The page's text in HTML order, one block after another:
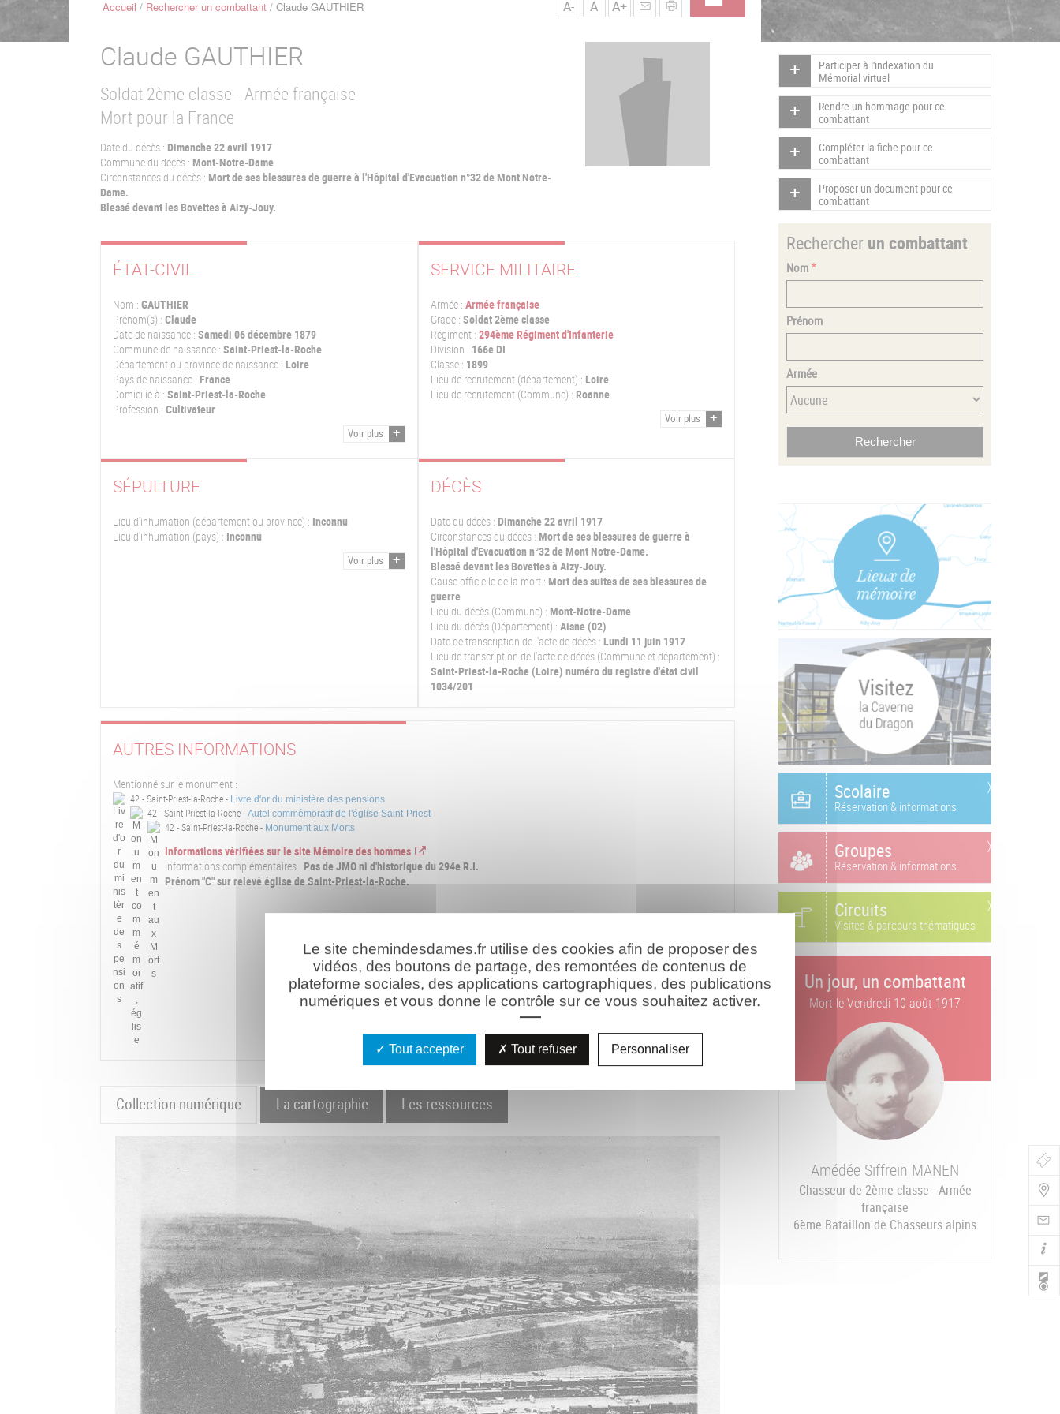
de
FilAccueil Rechercher un combattant Claude GAUTHIER A- A A+
Claude GAUTHIER
Soldat 2ème classe - Armée française
Mort pour la France
Date du décès : Dimanche 22 avril 1917
Commune du décès : Mont-Notre-Dame
Circonstances du décès : Mort de ses blessures de guerre à l'Hôpital d'Evacuation n°32 de Mont Notre-
Dame.
Blessé devant les Bovettes à Aizy-Jouy.
ÉTAT-CIVIL
Nom : GAUTHIER
Prénom(s) : Claude
Date de naissance : Samedi 06 décembre 1879
Commune de naissance : Saint-Priest-la-Roche
Département ou province de naissance : Loire
Pays de naissance : France
Domicilié à : Saint-Priest-la-Roche
Profession : Cultivateur
Voir plus
SERVICE MILITAIRE
Armée : Armée française
Grade : Soldat 2ème classe
Régiment : 294ème Régiment d'Infanterie
Division : 166e DI
Classe : 1899
Lieu de recrutement (département) : Loire
Lieu de recrutement (Commune) : Roanne
Voir plus
SÉPULTURE
Lieu d'inhumation (département ou province) : Inconnu
Lieu d'inhumation (pays) : Inconnu
Voir plus
DÉCÈS
Date du décès : Dimanche 22 avril 1917
Circonstances du décès : Mort de ses blessures de guerre à
l'Hôpital d'Evacuation n°32 de Mont Notre-Dame.
Blessé devant les Bovettes à Aizy-Jouy.
Cause officielle de la mort : Mort des suites de ses blessures de
guerre
Lieu du décès (Commune) : Mont-Notre-Dame
Lieu du décès (Département) : Aisne (02)
Date de transcription de l'acte de décès : Lundi 11 juin 1917
Lieu de transcription de l'acte de décés (Commune et département) :
Saint-Priest-la-Roche (Loire) numéro du registre d'état civil
1034/201
AUTRES INFORMATIONS
Mentionné sur le monument :
42 - Saint-Priest-la-Roche - Livre d'or du ministère des pensions
42 - Saint-Priest-la-Roche - Autel commémoratif de l'église Saint-Priest
42 - Saint-Priest-la-Roche - Monument aux Morts
Informations vérifiées sur le site Mémoire des hommes
Informations complémentaires : Pas de JMO ni d'historique du 294e R.I.
Prénom "C" sur relevé église de Saint-Priest-la-Roche.
Collection numérique La cartographie Les ressources
Participer à l'indexation du
Mémorial virtuel
Rendre un hommage pour ce
combattant
Compléter la fiche pour ce
combattant
Proposer un document pour ce
combattant
Rechercher un combattant
Nom
Prénom
Armée
Scolaire
Réservation & informations
Groupes
Réservation & informations
Circuits
Visites & parcours thématiques
Un jour, un combattant
Mort leVendredi 10 août 1917
Amédée Siffrein MANEN
Chasseur de 2ème classe - Armée
française
6ème Bataillon de Chasseurs alpins
Le site chemindesdames.fr utilise des cookies afin de proposer des
vidéos, des boutons de partage, des remontées de contenus de
plateforme sociales, des applications cartographiques, des publications
numériques et vous donne le contrôle sur ce vous souhaitez activer.
Tout accepter Tout refuser Personnaliser